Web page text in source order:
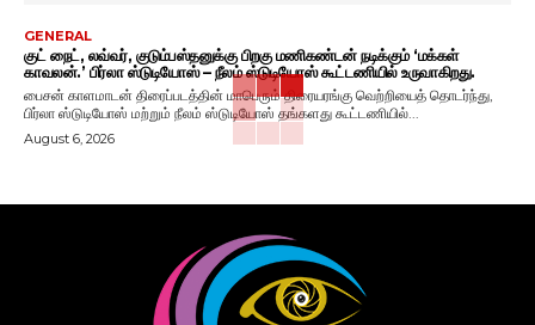
GENERAL
குட் நைட், லவ்வர், குடும்பஸ்தனுக்கு பிறகு மணிகண்டன் நடிக்கும் ‘மக்கள்
காவலன்.’ பிர்லா ஸ்டுடியோஸ் – நீலம் ஸ்டுடியோஸ் கூட்டணியில் உருவாகிறது.
பைசன் காளமாடன் திரைப்படத்தின் மாபெரும் திரையரங்கு வெற்றியைத் தொடர்ந்து,
பிர்லா ஸ்டுடியோஸ் மற்றும் நீலம் ஸ்டுடியோஸ் தங்களது கூட்டணியில்...
August 6, 2026